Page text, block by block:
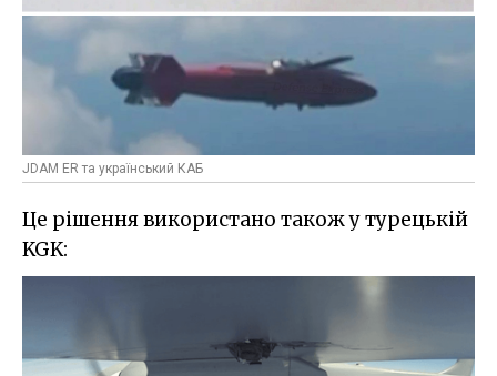
JDAM ER та український КАБ
Це рішення використано також у турецькій
KGK: